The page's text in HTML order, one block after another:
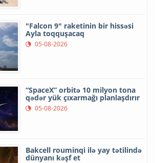
"Falcon 9" raketinin bir hissəsi
Ayla toqquşacaq
05-08-2026
“SpaceX” orbitə 10 milyon tona
qədər yük çıxarmağı planlaşdırır
05-08-2026
Bakcell rouminqi ilə yay tətilində
dünyanı kəşf et